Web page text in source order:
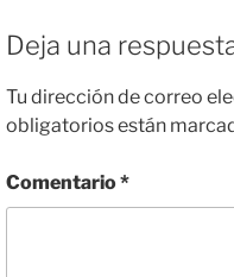
Deja una
Tu dirección de correo
obligatorios están
Comentario*